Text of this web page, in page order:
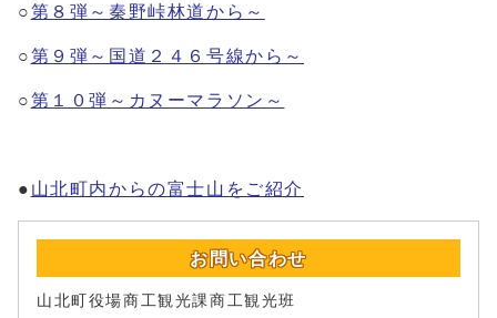
○第８弾～秦野峠林道から～
○第９弾～国道２４６号線から～
○第１０弾～カヌーマラソン～
● 山北町内からの富士山をご紹介
お問い合わせ
山北町役場商工観光課商工観光班